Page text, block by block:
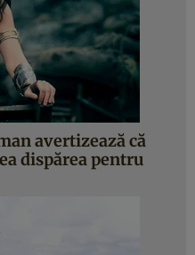
avertizează că
dispărea pentru